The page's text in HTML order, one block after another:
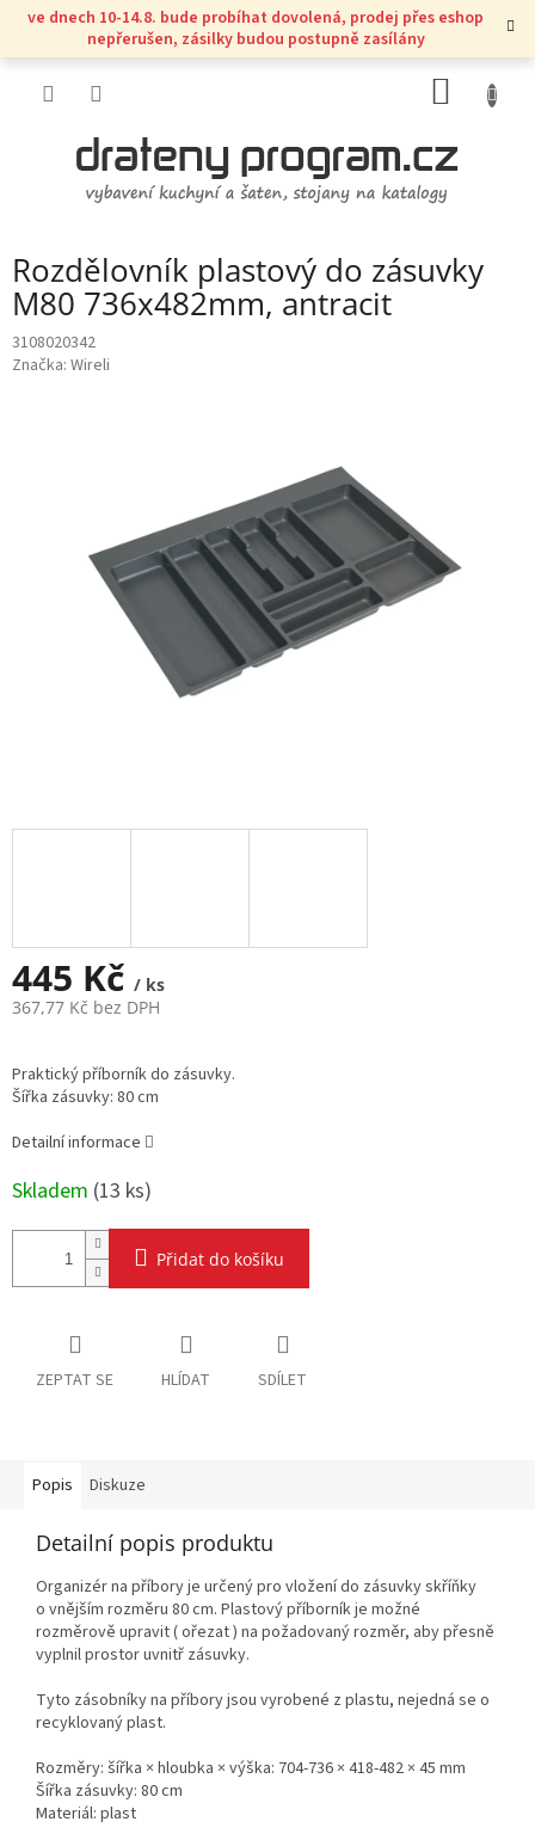
Přejít
obsah
ve dnech 10-14.8. bude probíhat dovolená, prodej přes eshop
nepřerušen, zásilky budou postupně zasílány
KOŠÍK
Rozdělovník plastový do zásuvky
M80 736x482mm, antracit
3108020342
Značka: Wireli
445 Kč / ks
367,77 Kč bez DPH
cena:
Praktický příborník do zásuvky.
Šířka zásuvky: 80 cm
Detailní informace
Skladem (13 ks)
Přidat do košíku
ZEPTAT SE HLÍDAT SDÍLET
Popis Diskuze
Detailní popis produktu
Organizér na příbory je určený pro vložení do zásuvky skříňky
o vnějším rozměru 80 cm. Plastový příborník je možné
rozměrově upravit ( ořezat ) na požadovaný rozměr, aby přesně
vyplnil prostor uvnitř zásuvky.
Tyto zásobníky na příbory jsou vyrobené z plastu, nejedná se o
recyklovaný plast.
Rozměry: šířka × hloubka × výška: 704-736 × 418-482 × 45 mm
Šířka zásuvky: 80 cm
Materiál: plast